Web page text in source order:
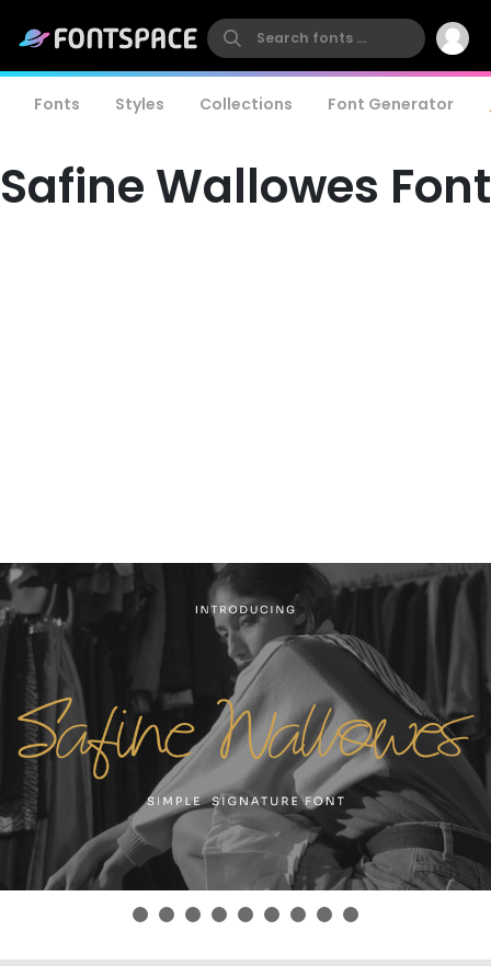
Fonts Styles Collections Font Generator
Safine Wallowes Font